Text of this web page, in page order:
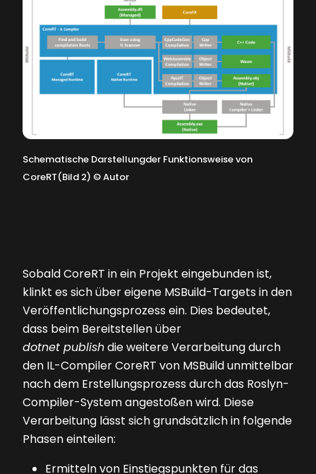
Schematische Darstellungder Funktionsweise von
CoreRT(Bild 2) ©Autor
Sobald CoreRT in ein Projekt eingebunden ist,
klinkt es sich über eigene MSBuild-Targets in den
Veröffentlichungsprozess ein. Dies bedeutet,
dass beim Bereitstellen über
dotnet publishdie weitere Verarbeitung durch
den IL-Compiler CoreRT von MSBuild unmittelbar
nach dem Erstellungsprozess durch das Roslyn-
Compiler-System angestoßen wird. Diese
Verarbeitung lässt sich grundsätzlich in folgende
Phasen einteilen:
Ermitteln von Einstiegspunkten für das